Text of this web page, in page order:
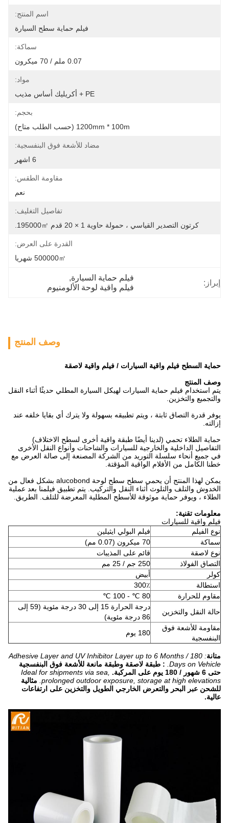
اسم المنتج:
فيلم حماية سطح السيارة
سماكة:
0.07 ملم / 70 ميكرون
مواد:
PE + أكريليك أساس مذيب
بحجم:
1200mm * 100m (حسب الطلب متاح)
مضاد للأشعة فوق البنفسجية:
مقاومة الطقس:
نعم
تفاصيل التغليف:
كرتون التصدير القياسي ، حمولة حاوية 1 × 20 قدم 195000㎡.
القدرة على العرض:
500000㎡ شهريا
إبراز:
فيلم حماية السيارة,
فيلم واقية لوحة الألومنيوم
وصف المنتج
حماية السطح فيلم واقية السيارات / فيلم واقية لاصقة
وصف المنتج
يتم استخدام فيلم حماية السيارات لهيكل السيارة المطلي حديثًا أثناء النقل
والتجميع والتخزين.
يوفر قدرة التصاق ثابتة ، ويتم تطبيقه بسهولة ولا يترك أي بقايا خلفه عند
إزالته.
حماية الطلاء تحمي (لدينا أيضًا طبقة واقية أخرى لسطح الاختلاف)
التفاصيل الداخلية والخارجية للسيارات والشاحنات وأنواع النقل الأخرى
في جميع أنحاء سلسلة التوريد من الشركة المصنعة إلى صالة العرض مع
خطنا الكامل من الأفلام الواقية المؤقتة.
يمكن لهذا المنتج أن يحمي سطح سطح لوحة alucobond بشكل فعال من
الخدوش والتلف والتلوث أثناء النقل والتركيب. يتم تطبيق فيلمنا بعد عملية
الطلاء ، ويوفر حماية موثوقة للأسطح المطلية المعرضة للتلف. الطريق.
معلومات تقنية:
فيلم واقية للسيارات
نوع الفيلم
فيلم البولي ايثيلين
سماكة
70 ميكرون (0.07 مم)
نوع لاصقة
قائم على المذيبات
التصاق الفولاذ
250 جم / 25 مم
كولر
أبيض
استطالة
300٪
مقاوم للحرارة
80 ℃ - 100 ℃
حالة النقل والتخزين
درجة الحرارة 15 إلى 30 درجة مئوية (59 إلى
86 درجة مئوية)
مقاومة للأشعة فوق
البنفسجية
180 يوم
متانة : Adhesive Layer and UV Inhibitor Layer up to 6 Months / 180
Days on Vehicle.
: طبقة لاصقة وطبقة مانعة للأشعة فوق البنفسجية
حتى 6 شهور / 180 يوم على المركبة.
Ideal for shipments via sea,
prolonged outdoor exposure, storage at high elevations.
مثالية
للشحن عبر البحر والتعرض الخارجي الطويل والتخزين على ارتفاعات
عالية.